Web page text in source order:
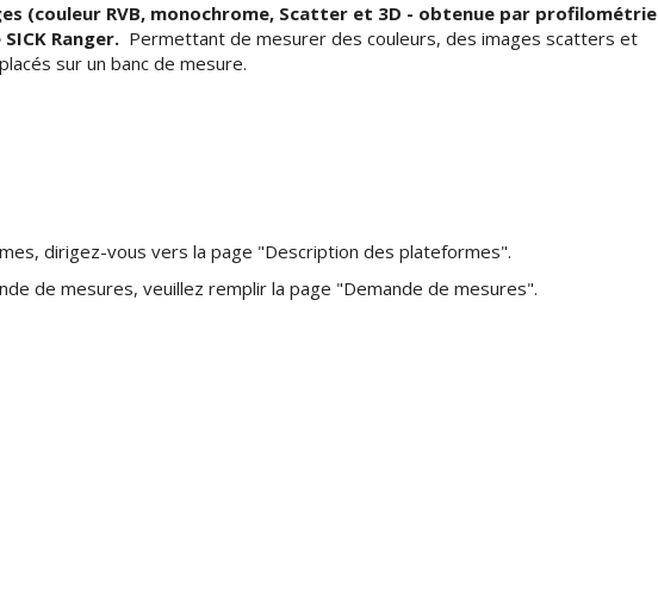
(couleur RVB, monochrome, Scatter et 3D - obtenue par profilométrie
Ranger. Permettant de mesurer des couleurs, des images scatters et
sur un banc de mesure.
dirigez-vous vers la page "Description des plateformes".
de mesures, veuillez remplir la page "Demande de mesures".